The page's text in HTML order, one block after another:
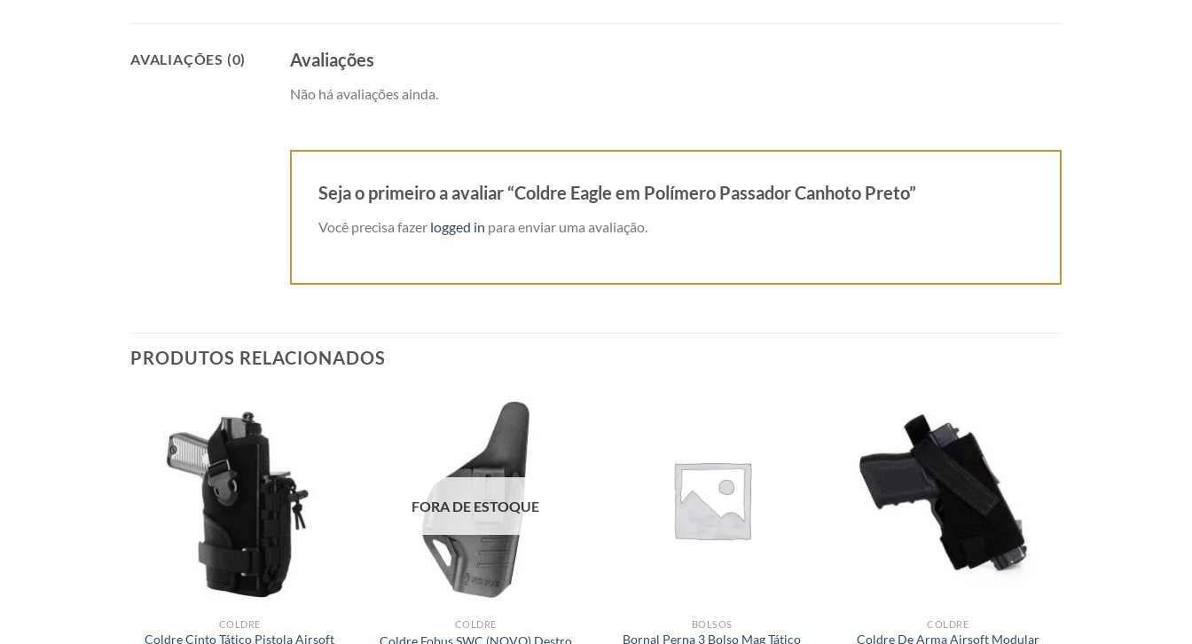
AVALIAÇÕES (0) Avaliações
Não há avaliações ainda.
Seja o primeiro a avaliar “Coldre Eagle em Polímero Passador Canhoto Preto”
Você precisa fazer logged in para enviar uma avaliação.
PRODUTOS RELACIONADOS
COLDRE
Coldre Cinto Tático Pistola Airsoft
FORA DE ESTOQUE
COLDRE
Coldre Fobus SWC (NOVO) Destro
BOLSOS
Bornal Perna 3 Bolso Mag Tático
COLDRE
Coldre De Arma Airsoft Modular